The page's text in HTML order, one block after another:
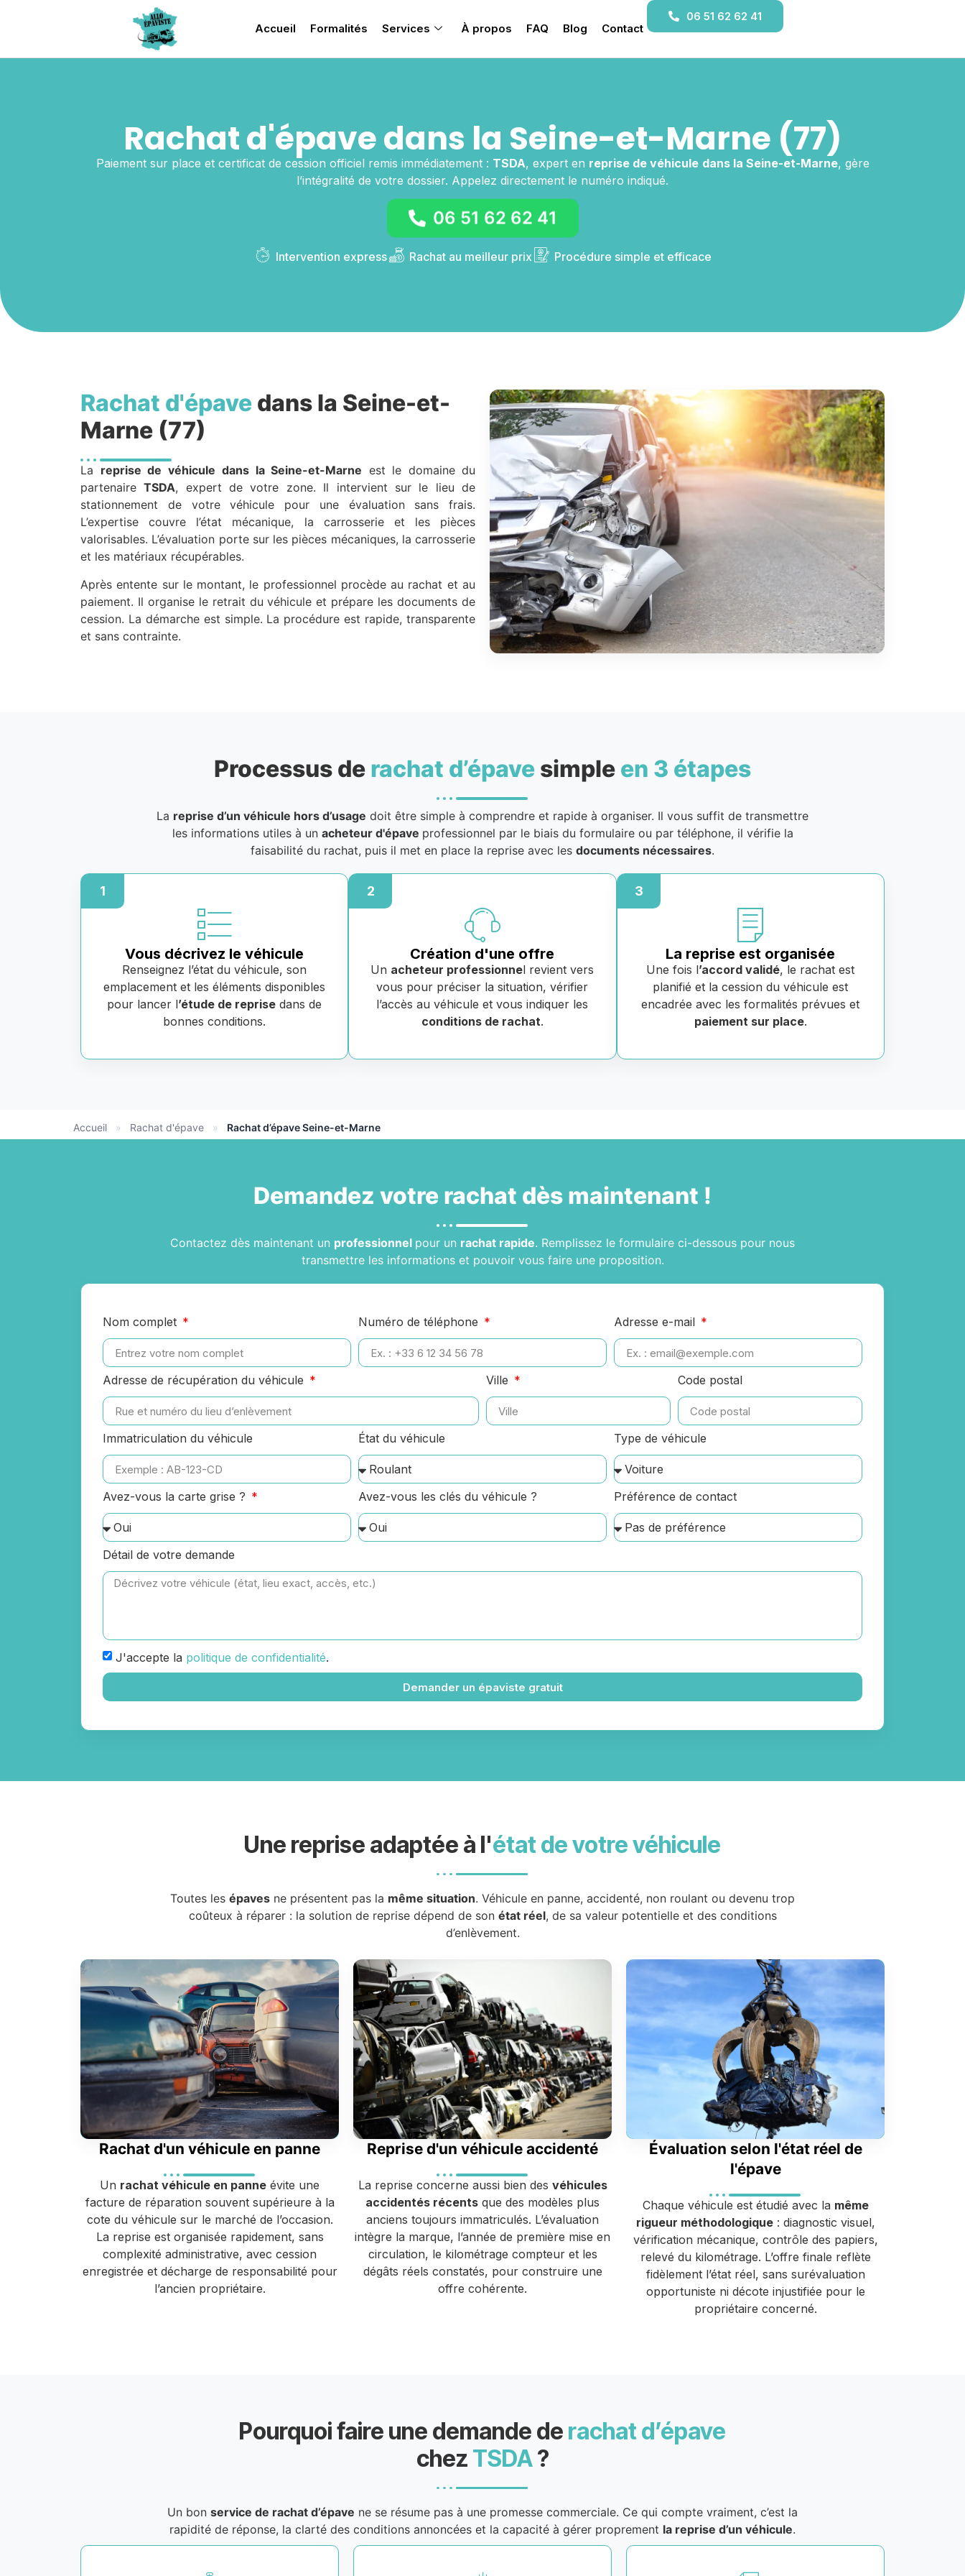
Accueil Formalités Services À propos FAQ Blog Contact
06 51 62 62 41
Rachat d'épave dans la Seine-et-Marne (77)
Paiement sur place et certificat de cession officiel remis immédiatement : TSDA, expert en reprise de véhicule dans la Seine-et-Marne, gère
l’intégralité de votre dossier. Appelez directement le numéro indiqué.
06 51 62 62 41
Intervention express Rachat au meilleur prix Procédure simple et efficace
Rachat d'épave dans la Seine-et-
Marne (77)
La reprise de véhicule dans la Seine-et-Marne est le domaine du
partenaireTSDA, expert de votre zone. Il intervient sur le lieu de
stationnement de votre véhicule pour une évaluation sans frais.
L’expertise couvre l’état mécanique, la carrosserie et les pièces
valorisables. L’évaluation porte sur les pièces mécaniques, la carrosserie
et les matériaux récupérables.
Après entente sur le montant, le professionnel procède au rachat et au
paiement. Il organise le retrait du véhicule et prépare les documents de
cession. La démarche est simple. La procédure est rapide, transparente
et sans contrainte.
Processus de rachat d’épave simple en 3 étapes
La reprise d’un véhicule hors d’usage doit être simple à comprendre et rapide à organiser. Il vous suffit de transmettre
les informations utiles à un acheteur d'épave professionnel par le biais du formulaire ou par téléphone, il vérifie la
faisabilité du rachat, puis il met en place la reprise avec les documents nécessaires.
1
Vous décrivez le véhicule
Renseignez l’état du véhicule, son
emplacement et les éléments disponibles
pour lancer l’étude de reprise dans de
bonnes conditions.
2
Création d'une offre
Un acheteur professionnel revient vers
vous pour préciser la situation, vérifier
l’accès au véhicule et vous indiquer les
conditions de rachat.
3
La reprise est organisée
Une fois l’accord validé, le rachat est
planifié et la cession du véhicule est
encadrée avec les formalités prévues et
paiement sur place.
Accueil » Rachat d'épave » Rachat d’épave Seine-et-Marne
Demandez votre rachat dès maintenant !
Contactez dès maintenant un professionnel pour un rachat rapide. Remplissez le formulaire ci-dessous pour nous
transmettre les informations et pouvoir vous faire une proposition.
Nom complet Numéro de téléphone Adresse e-mail
Adresse de récupération du véhicule Ville Code postal
Immatriculation du véhicule État du véhicule Type de véhicule
Avez-vous la carte grise ? Avez-vous les clés du véhicule ? Préférence de contact
Détail de votre demande
J'accepte la politique de confidentialité.
Demander un épaviste gratuit
Une reprise adaptée à l'état de votre véhicule
Toutes les épaves ne présentent pas la même situation. Véhicule en panne, accidenté, non roulant ou devenu trop
coûteux à réparer : la solution de reprise dépend de son état réel, de sa valeur potentielle et des conditions
d’enlèvement.
Rachat d'un véhicule en panne
Un rachat véhicule en panne évite une
facture de réparation souvent supérieure à la
cote du véhicule sur le marché de l’occasion.
La reprise est organisée rapidement, sans
complexité administrative, avec cession
enregistrée et décharge de responsabilité pour
l’ancien propriétaire.
Reprise d'un véhicule accidenté
La reprise concerne aussi bien des véhicules
accidentés récents que des modèles plus
anciens toujours immatriculés. L’évaluation
intègre la marque, l’année de première mise en
circulation, le kilométrage compteur et les
dégâts réels constatés, pour construire une
offre cohérente.
Évaluation selon l'état réel de
l'épave
Chaque véhicule est étudié avec la même
rigueur méthodologique: diagnostic visuel,
vérification mécanique, contrôle des papiers,
relevé du kilométrage. L’offre finale reflète
fidèlement l’état réel, sans surévaluation
opportuniste ni décote injustifiée pour le
propriétaire concerné.
Pourquoi faire une demande de rachat d’épave
chez TSDA?
Un bon service de rachat d’épave ne se résume pas à une promesse commerciale. Ce qui compte vraiment, c’est la
rapidité de réponse, la clarté des conditions annoncées et la capacité à gérer proprement la reprise d’un véhicule.